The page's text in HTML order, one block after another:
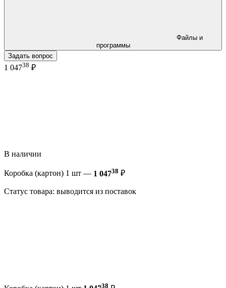
программы
Задать вопрос
1 04738 ₽
В наличии
Коробка (картон) 1 шт — 1 04738 ₽
Статус товара: выводится из поставок
38